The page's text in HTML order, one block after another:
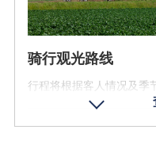
骑行观光路线
行程将根据客人情况及季